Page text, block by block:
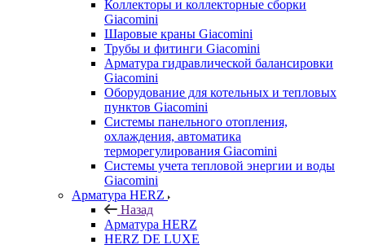
Коллекторы и коллекторные сборки
Giacomini
Шаровые краны Giacomini
Трубы и фитинги Giacomini
Арматура гидравлической балансировки
Giacomini
Оборудование для котельных и тепловых
пунктов Giacomini
Системы панельного отопления,
охлаждения, автоматика
терморегулирования Giacomini
Системы учета тепловой энергии и воды
Giacomini
Арматура HERZ
Назад
Арматура HERZ
HERZ DE LUXE